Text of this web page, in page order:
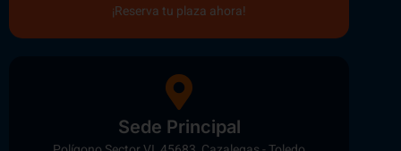
¡Reserva tu plaza ahora!
Sede Principal